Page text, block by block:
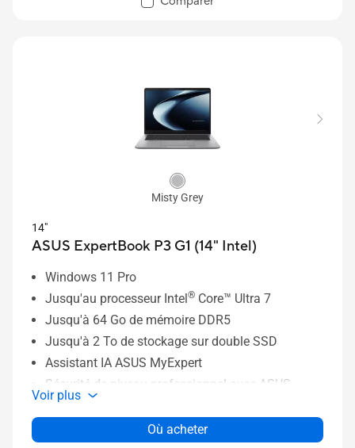
Misty Grey
14"
ASUS ExpertBook P3 G1 (14" Intel)
Windows 11 Pro
Jusqu'au processeur Intel® Core™ Ultra 7
Jusqu'à 64 Go de mémoire DDR5
Jusqu'à 2 To de stockage sur double SSD
Assistant IA ASUS MyExpert
Sécurité de niveau professionnel avec ASUS
ExpertGuardian
Solution de refroidissement ASUS ExpertCool
Voir plus
Où acheter